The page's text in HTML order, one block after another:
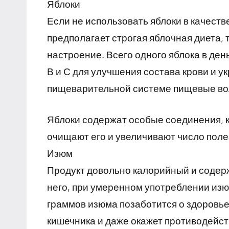
Яблоки
Если не использовать яблоки в
предполагает строгая яблочная
настроение. Всего одного яблока в
В и С для улучшения состава крови и
пищеварительной системе пищевые
Яблоки содержат особые соединения,
очищают его и увеличивают число
Изюм
Продукт довольно калорийный и
него, при умеренном употреблении
граммов изюма позаботится о
кишечника и даже окажет